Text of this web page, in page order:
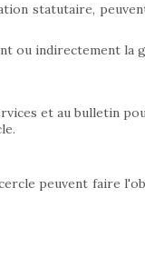
statutaire,
ou indirectement la
et au bulletin
peuvent faire